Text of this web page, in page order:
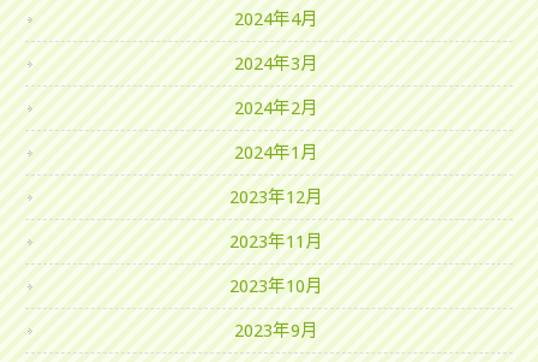
2024年4月
2024年3月
2024年2月
2024年1月
2023年12月
2023年11月
2023年10月
2023年9月